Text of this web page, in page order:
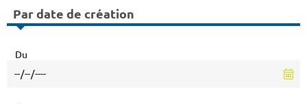
Par date de création
Du